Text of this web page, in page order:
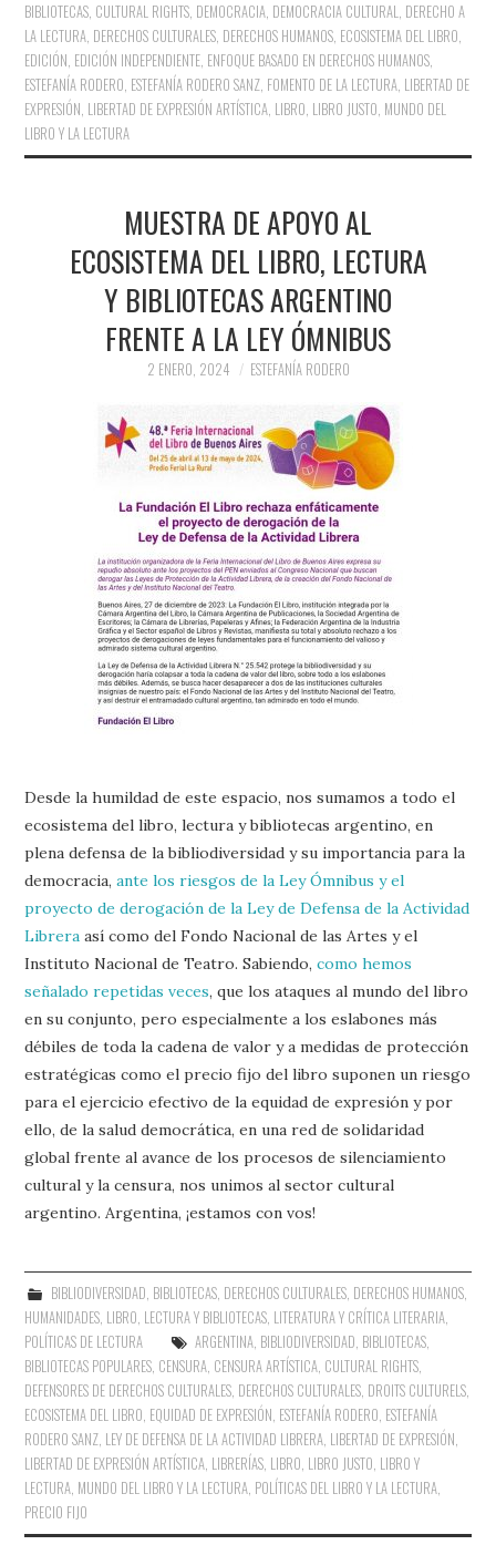
BIBLIOTECAS, CULTURAL RIGHTS, DEMOCRACIA, DEMOCRACIA CULTURAL, DERECHO A
LA LECTURA, DERECHOS CULTURALES, DERECHOS HUMANOS, ECOSISTEMA DEL LIBRO,
EDICIÓN, EDICIÓN INDEPENDIENTE, ENFOQUE BASADO EN DERECHOS HUMANOS,
ESTEFANÍA RODERO, ESTEFANÍA RODERO SANZ, FOMENTO DE LA LECTURA, LIBERTAD DE
EXPRESIÓN, LIBERTAD DE EXPRESIÓN ARTÍSTICA, LIBRO, LIBRO JUSTO, MUNDO DEL
LIBRO Y LA LECTURA
MUESTRA DE APOYO AL
ECOSISTEMA DEL LIBRO, LECTURA
Y BIBLIOTECAS ARGENTINO
FRENTE A LA LEY ÓMNIBUS
2 ENERO, 2024 ESTEFANÍA RODERO
Desde la humildad de este espacio, nos sumamos a todo el
ecosistema del libro, lectura y bibliotecas argentino, en
plena defensa de la bibliodiversidad y su importancia para la
democracia,ante los riesgos de la Ley Ómnibus y el
proyecto de derogación de la Ley de Defensa de la Actividad
Librera así como del Fondo Nacional de las Artes y el
Instituto Nacional de Teatro. Sabiendo,como hemos
señalado repetidas veces, que los ataques al mundo del libro
en su conjunto, pero especialmente a los eslabones más
débiles de toda la cadena de valor y a medidas de protección
estratégicas como el precio fijo del libro suponen un riesgo
para el ejercicio efectivo de la equidad de expresión y por
ello, de la salud democrática, en una red de solidaridad
global frente al avance de los procesos de silenciamiento
cultural y la censura, nos unimos al sector cultural
argentino. Argentina, ¡estamos con vos!
BIBLIODIVERSIDAD BIBLIOTECAS, DERECHOS CULTURALES, DERECHOS HUMANOS,
HUMANIDADES LIBRO, LECTURA Y BIBLIOTECAS LITERATURA Y CRÍTICA LITERARIA
POLÍTICAS DE LECTURA
ARGENTINA, BIBLIODIVERSIDAD BIBLIOTECAS,
BIBLIOTECAS POPULARES CENSURA CENSURA ARTÍSTICA CULTURAL RIGHTS
DEFENSORES DE DERECHOS CULTURALES DERECHOS CULTURALES DROITS CULTURELS
ECOSISTEMA DEL LIBRO EQUIDAD DE EXPRESIÓN ESTEFANÍA RODERO ESTEFANÍA
RODERO SANZ LEY DE DEFENSA DE LA ACTIVIDAD LIBRERA LIBERTAD DE EXPRESIÓN
LIBERTAD DE EXPRESIÓN ARTÍSTICA LIBRERÍAS LIBRO LIBRO JUSTO LIBRO Y
LECTURA MUNDO DEL LIBRO Y LA LECTURA POLÍTICAS DEL LIBRO Y LA LECTURA
PRECIO FIJO